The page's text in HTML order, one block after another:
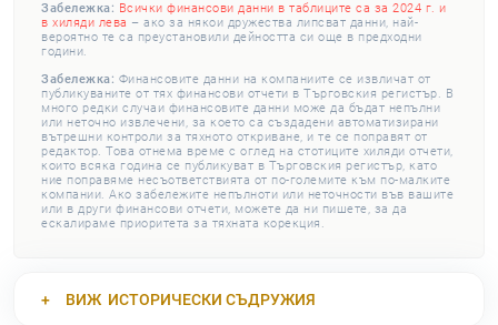
Забележка: Всички финансови данни в таблиците са за 2024 г. и
в хиляди лева – ако за някои дружества липсват данни, най-
вероятно те са преустановили дейността си още в предходни
години.
Забележка: Финансовите данни на компаниите се извличат от
публикуваните от тях финансови отчети в Търговския регистър. В
много редки случаи финансовите данни може да бъдат непълни
или неточно извлечени, за което са създадени автоматизирани
вътрешни контроли за тяхното откриване, и те се поправят от
редактор. Това отнема време с оглед на стотиците хиляди отчети,
които всяка година се публикуват в Търговския регистър, като
ние поправяме несъответствията от по-големите към по-малките
компании. Ако забележите непълноти или неточности във вашите
или в други финансови отчети, можете да ни пишете, за да
ескалираме приоритета за тяхната корекция.
ВИЖ ИСТОРИЧЕСКИ СЪДРУЖИЯ